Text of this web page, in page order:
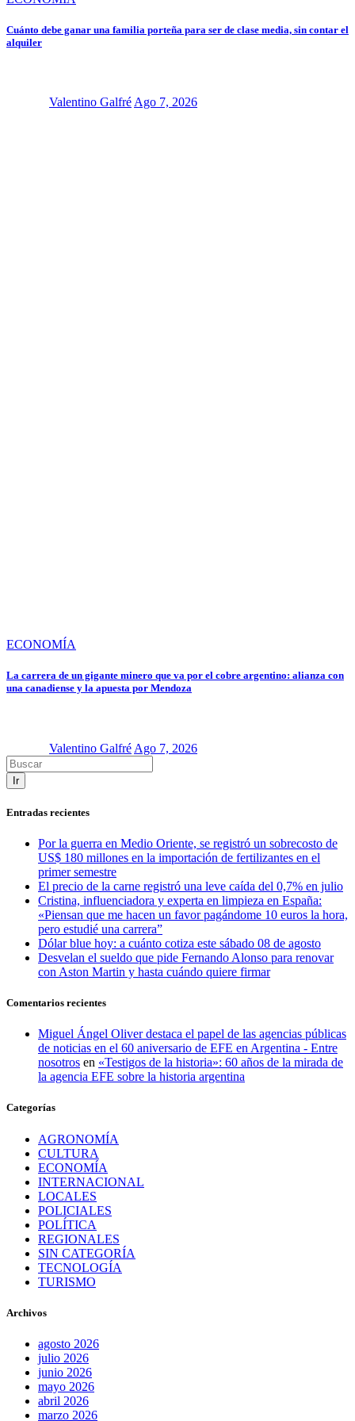
Cuánto debe ganar una familia porteña para ser de clase media, sin contar el
alquiler
Valentino Galfré Ago 7, 2026
ECONOMÍA
La carrera de un gigante minero que va por el cobre argentino: alianza con
una canadiense y la apuesta por Mendoza
Valentino Galfré Ago 7, 2026
Ir
Entradas recientes
Por la guerra en Medio Oriente, se registró un sobrecosto de
US$ 180 millones en la importación de fertilizantes en el
primer semestre
El precio de la carne registró una leve caída del 0,7% en julio
Cristina, influenciadora y experta en limpieza en España:
«Piensan que me hacen un favor pagándome 10 euros la hora,
pero estudié una carrera”
Dólar blue hoy: a cuánto cotiza este sábado 08 de agosto
Desvelan el sueldo que pide Fernando Alonso para renovar
con Aston Martin y hasta cuándo quiere firmar
Comentarios recientes
Miguel Ángel Oliver destaca el papel de las agencias públicas
de noticias en el 60 aniversario de EFE en Argentina - Entre
nosotros en «Testigos de la historia»: 60 años de la mirada de
la agencia EFE sobre la historia argentina
Categorías
AGRONOMÍA
CULTURA
ECONOMÍA
INTERNACIONAL
LOCALES
POLICIALES
POLÍTICA
REGIONALES
SIN CATEGORÍA
TECNOLOGÍA
TURISMO
Archivos
agosto 2026
julio 2026
junio 2026
mayo 2026
abril 2026
marzo 2026